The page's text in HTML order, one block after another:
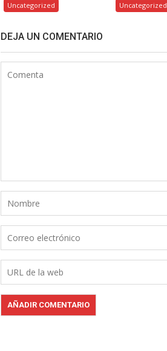
Uncategorized Uncategorized
DEJA UN COMENTARIO